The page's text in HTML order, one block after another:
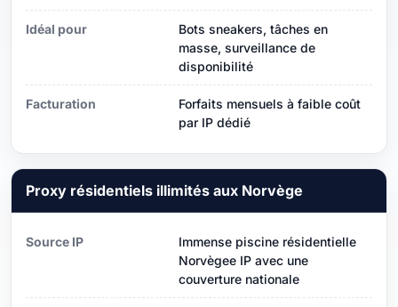
Idéal pour
Bots sneakers, tâches en
masse, surveillance de
disponibilité
Facturation
Forfaits mensuels à faible coût
par IP dédié
Proxy résidentiels illimités aux Norvège
Source IP
Immense piscine résidentielle
Norvègee IP avec une
couverture nationale